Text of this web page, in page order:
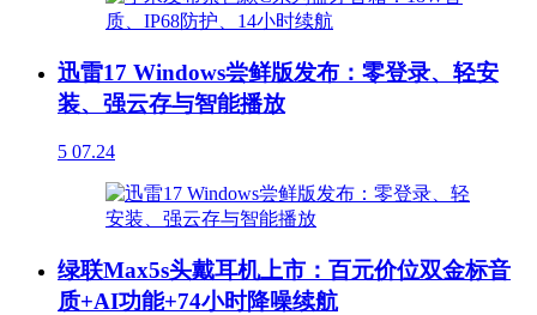
迅雷17 Windows尝鲜版发布：零登录、轻安
装、强云存与智能播放
5 07.24
绿联Max5s头戴耳机上市：百元价位双金标音
质+AI功能+74小时降噪续航